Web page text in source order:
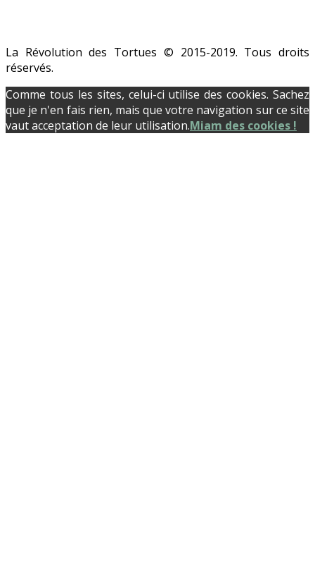
La Révolution des Tortues © 2015-2019. Tous droits
réservés.
Comme tous les sites, celui-ci utilise des cookies. Sachez
que je n'en fais rien, mais que votre navigation sur ce site
vaut acceptation de leur utilisation.Miam des cookies !